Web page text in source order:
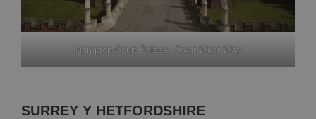
Hampton Court Palace. Great West Way
SURREY Y HETFORDSHIRE